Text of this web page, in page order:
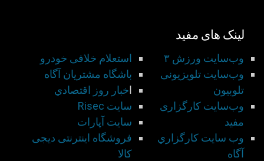
لینک های مفید
استعلام خلافی خودرو
باشگاه مشتريان آگاه
اخبار روز اقتصادي
سايت Risec
سايت آپارات
فروشگاه اینترنتی دیجی
کالا
وب‌سایت ورزش ۳
وب‌سایت تلویزیونی
تلوبیون
وب‌سایت کارگزاری
مفید
وب سايت كارگزاري
آگاه